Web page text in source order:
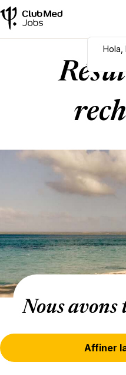
Hola
Nous avons
Affiner